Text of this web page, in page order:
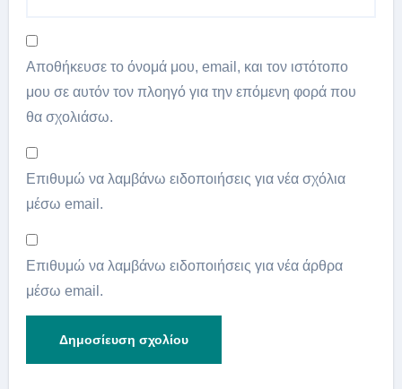
Αποθήκευσε το όνομά μου, email, και τον ιστότοπο
μου σε αυτόν τον πλοηγό για την επόμενη φορά που
θα σχολιάσω.
Επιθυμώ να λαμβάνω ειδοποιήσεις για νέα σχόλια
μέσω email.
Επιθυμώ να λαμβάνω ειδοποιήσεις για νέα άρθρα
μέσω email.